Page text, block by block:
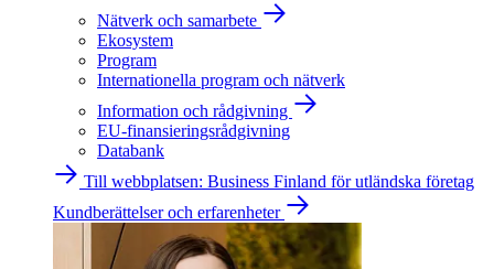
Nätverk och samarbete
Ekosystem
Program
Internationella program och nätverk
Information och rådgivning
EU-finansieringsrådgivning
Databank
Till webbplatsen: Business Finland för utländska företag
Kundberättelser och erfarenheter